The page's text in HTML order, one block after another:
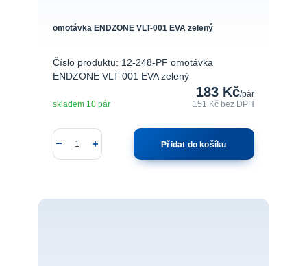
omotávka ENDZONE VLT-001 EVA zelený
Číslo produktu: 12-248-PF omotávka
ENDZONE VLT-001 EVA zelený
183 Kč/pár
151 Kčbez DPH
skladem 10 pár
Přidat do košíku